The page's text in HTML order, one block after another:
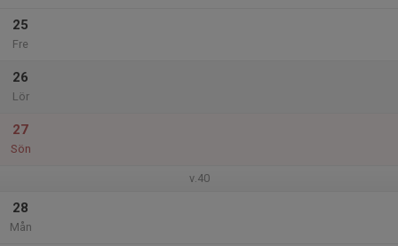
25
Fre
26
Lör
27
Sön
v.40
28
Mån